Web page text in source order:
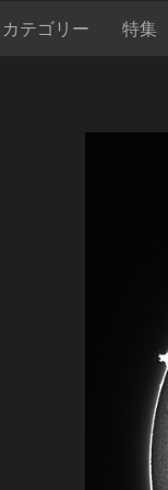
カテゴリー 特集